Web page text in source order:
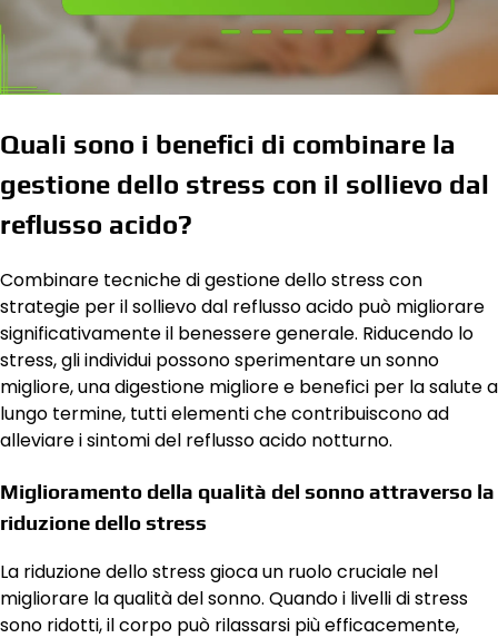
Quali sono i benefici di combinare la
gestione dello stress con il sollievo dal
reflusso acido?
Combinare tecniche di gestione dello stress con
strategie per il sollievo dal reflusso acido può migliorare
significativamente il benessere generale. Riducendo lo
stress, gli individui possono sperimentare un sonno
migliore, una digestione migliore e benefici per la salute a
lungo termine, tutti elementi che contribuiscono ad
alleviare i sintomi del reflusso acido notturno.
Miglioramento della qualità del sonno attraverso la
riduzione dello stress
La riduzione dello stress gioca un ruolo cruciale nel
migliorare la qualità del sonno. Quando i livelli di stress
sono ridotti, il corpo può rilassarsi più efficacemente,